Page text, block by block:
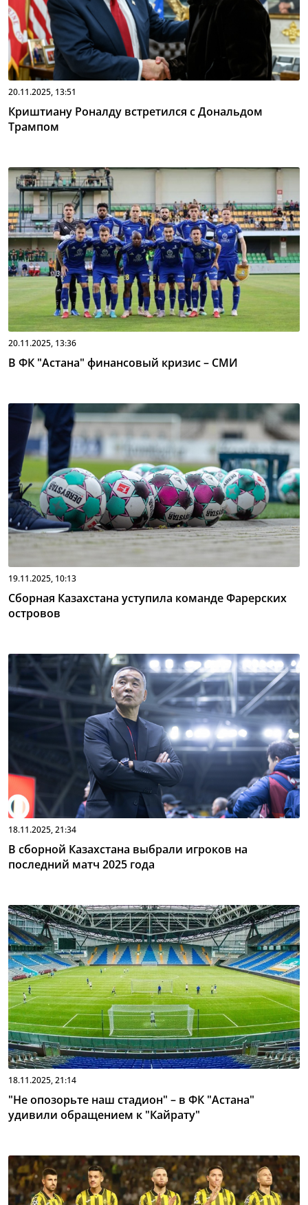
20.11.2025, 13:51
Криштиану Роналду встретился с Дональдом
Трампом
20.11.2025, 13:36
В ФК "Астана" финансовый кризис – СМИ
19.11.2025, 10:13
Сборная Казахстана уступила команде Фарерских
островов
18.11.2025, 21:34
В сборной Казахстана выбрали игроков на
последний матч 2025 года
18.11.2025, 21:14
"Не опозорьте наш стадион" – в ФК "Астана"
удивили обращением к "Кайрату"